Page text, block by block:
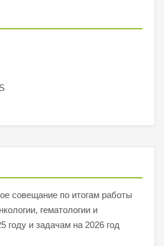
совещание по итогам работы
гематологии и
году и задачам на 2026 год